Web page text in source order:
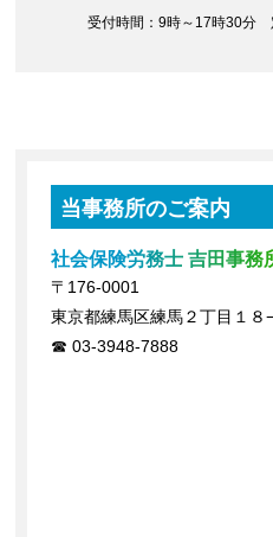
受付時間：9時～17時30分
当事務所のご案内
社会保険労務士 吉田事務
〒176-0001
東京都練馬区練馬２丁目１８
03-3948-7888